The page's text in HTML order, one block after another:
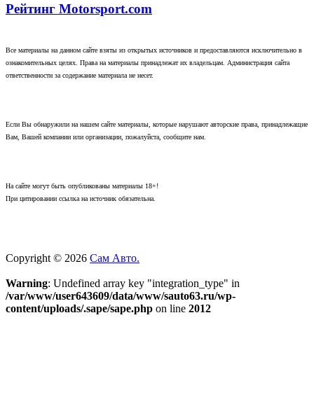
Рейтинг Motorsport.com
Все материалы на данном сайте взяты из открытых источников и предоставляются исключительно в
ознакомительных целях. Права на материалы принадлежат их владельцам. Администрация сайта
ответственности за содержание материала не несет.
Если Вы обнаружили на нашем сайте материалы, которые нарушают авторские права, принадлежащие
Вам, Вашей компании или организации, пожалуйста, сообщите нам.
На сайте могут быть опубликованы материалы 18+!
При цитировании ссылка на источник обязательна.
Copyright © 2026 Сам Авто.
Warning: Undefined array key "integration_type" in
/var/www/user643609/data/www/sauto63.ru/wp-
content/uploads/.sape/sape.php on line 2012